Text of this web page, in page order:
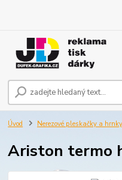
Úvod Nerezové pleskačky a hrnky
Ariston termo